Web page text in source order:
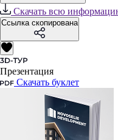
Скачать всю
Ссылка скопирована
Презентация
Скачать буклет